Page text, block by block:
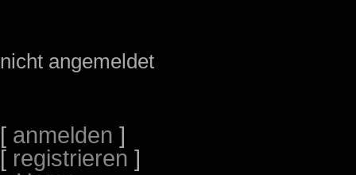
nicht angemeldet
[ anmelden ]
[ registrieren ]